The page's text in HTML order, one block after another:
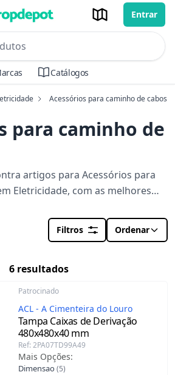
Entrar
no header
Catálogos
Acessórios para caminho de cabos
para caminho de
artigos para Acessórios para
Eletricidade, com as melhores
Filtros Ordenar
6 resultados
Patrocinado
ACL - A Cimenteira do Louro
Tampa Caixas de Derivação
480x480x40 mm
Ref: 2PA07TD99A49
Mais Opções:
Dimensao(5)